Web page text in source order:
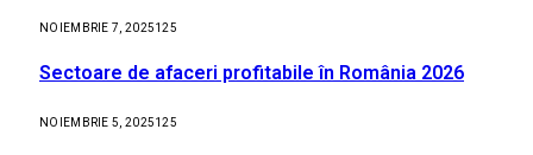
NOIEMBRIE 7, 2025125
Sectoare de afaceri profitabile în România 2026
NOIEMBRIE 5, 2025125